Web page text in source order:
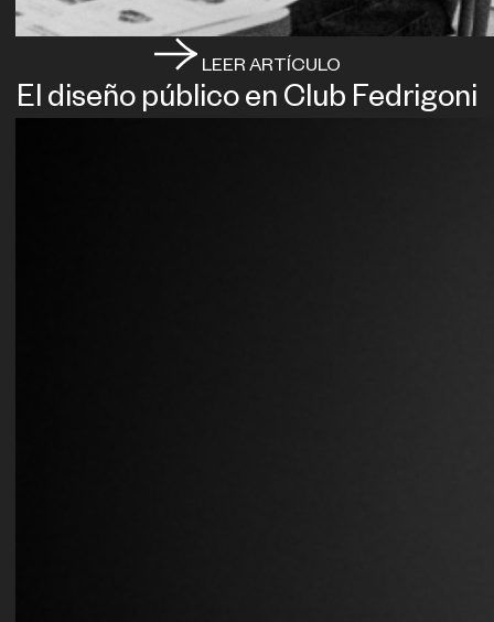
LEER ARTÍCULO
El diseño público en Club Fedrigoni